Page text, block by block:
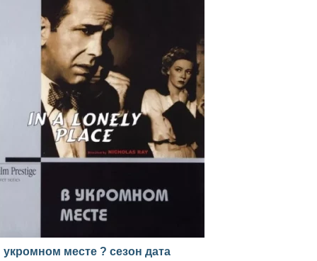
укромном месте ? сезон дата